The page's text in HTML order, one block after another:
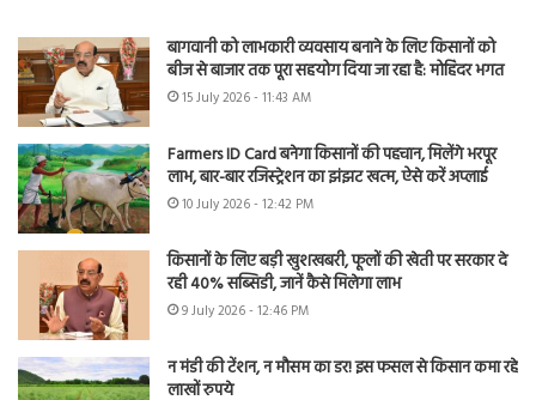
बागवानी को लाभकारी व्यवसाय बनाने के लिए किसानों को
बीज से बाजार तक पूरा सहयोग दिया जा रहा है: मोहिंदर भगत
15 July 2026 - 11:43 AM
Farmers ID Card बनेगा किसानों की पहचान, मिलेंगे भरपूर
लाभ, बार-बार रजिस्ट्रेशन का झंझट खत्म, ऐसे करें अप्लाई
10 July 2026 - 12:42 PM
किसानों के लिए बड़ी खुशखबरी, फूलों की खेती पर सरकार दे
रही 40% सब्सिडी, जानें कैसे मिलेगा लाभ
9 July 2026 - 12:46 PM
न मंडी की टेंशन, न मौसम का डर! इस फसल से किसान कमा रहे
लाखों रुपये